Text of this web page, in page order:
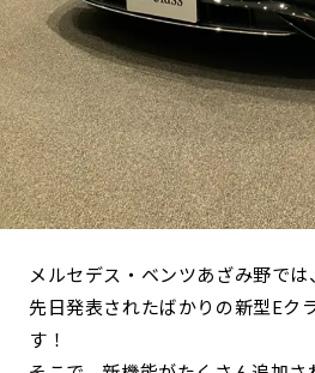
メルセデス・ベンツあざみ野では、
先日発表されたばかりの新型Eク
す！